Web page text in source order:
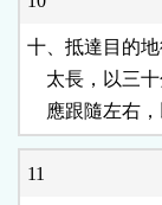
十、抵達目的
太長，以三
應跟隨左右
11